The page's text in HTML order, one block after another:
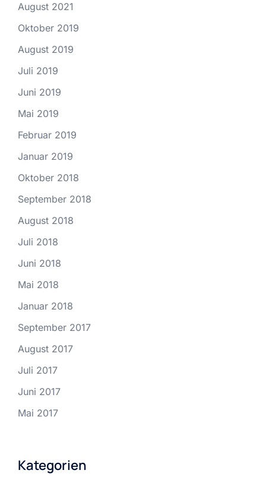
August 2021
Oktober 2019
August 2019
Juli 2019
Juni 2019
Mai 2019
Februar 2019
Januar 2019
Oktober 2018
September 2018
August 2018
Juli 2018
Juni 2018
Mai 2018
Januar 2018
September 2017
August 2017
Juli 2017
Juni 2017
Mai 2017
Kategorien